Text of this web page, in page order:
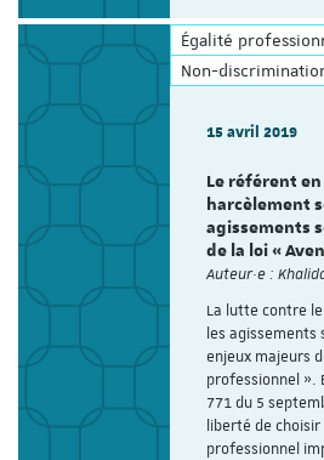
Égalité
Non-
15 avril 2019
Le référent
harcèlement
agissements
de la loi «
Auteur·e :
La lutte contre
les agissements
enjeux majeurs
professionnel ».
771 du 5
liberté de choisir
professionnel